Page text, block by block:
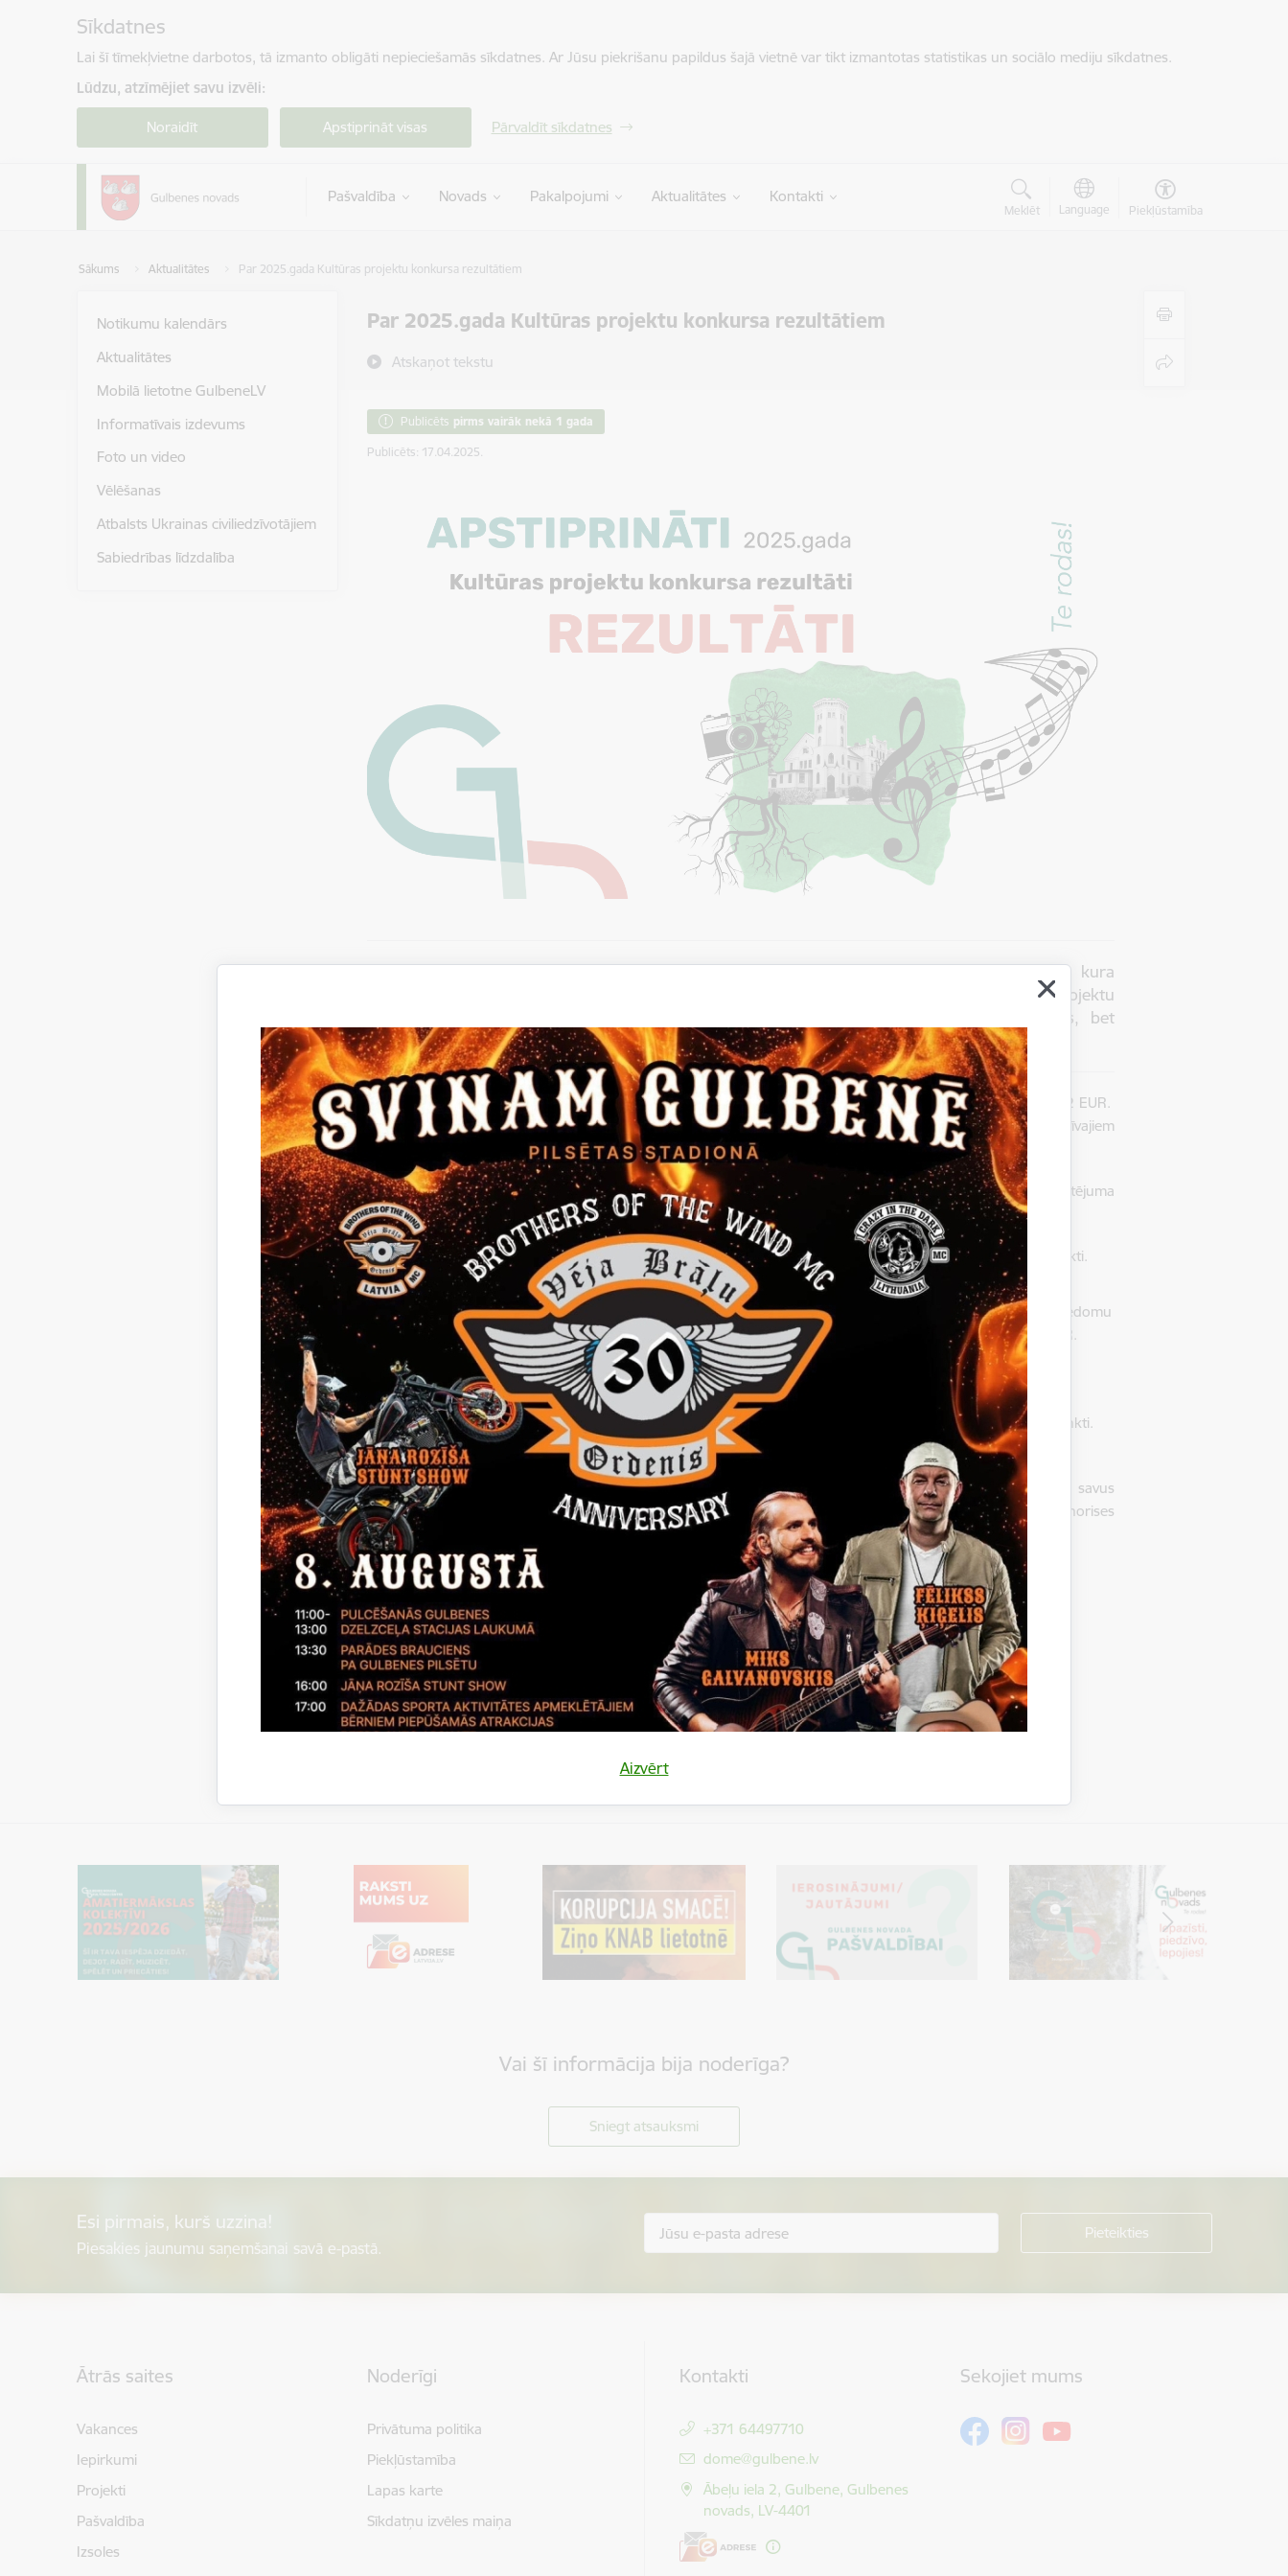
Sīkdatnes
Lai šī tīmekļvietne darbotos, tā izmanto obligāti nepieciešamās sīkdatnes. Ar Jūsu piekrišanu papildus šajā vietnē var tikt izmantotas statistikas un sociālo mediju sīkdatnes.
Lūdzu, atzīmējiet savu izvēli:
Noraidīt Apstiprināt visas Pārvaldīt sīkdatnes
Pašvaldība Novads Pakalpojumi Aktualitātes Kontakti
Meklēt Language Piekļūstamība
Sākums Aktualitātes Par 2025.gada Kultūras projektu konkursa rezultātiem
Par 2025.gada Kultūras projektu konkursa rezultātiem
Atskaņot tekstu
Aizvērt
Notikumu kalendārs
Aktualitātes
Mobilā lietotne GulbeneLV
Informatīvais izdevums
Foto un video
Vēlēšanas
Atbalsts Ukrainas civiliedzīvotājiem
Sabiedrības līdzdalība
Publicēts pirms vairāk nekā 1 gada
Publicēts: 17.04.2025.
Ir noslēdzies Gulbenes novada pašvaldības 2025. gada Kultūras projektu konkurss , kura
prioritāte šogad bija kultūras pasākumi ar unikālu ideju, formu vai saturu. Kultūras projektu
pieteikumi varēja pretendēt uz atbalstu 80 % apmērā no projekta budžeta tāmes, bet
nepārsniedzot 2000.00 Eiro. Kopējais konkursa budžets 2025. gadā ir 8000.00 EUR.
Kultūras komisijai vērtēšanai tika iesniegti 7 kultūras projektu pieteikumi ar atbalsta pieprasījumu 13 455.72 EUR.
Visi no iesniegtajiem kultūras projektu pieteikumiem atbilda konkursa nolikumā definētajiem administratīvajiem
kritērijiem, visi projekti tika izvērtēti atbilstoši konkursa nolikumā noteiktajai vērtēšanas kārtībai.
Izvērtējot saņemtos pieteikumus, Kultūras komisija nolēma atbalstīt 4 kultūras projektu pieteikumus vērtējuma
kopsavilkumā iegūto punktu secībā :
Biedrības “Radošā apvienība “Piektā Māja” projekts “Foto izstāde “Lēnais laiks”, vidējais vērtējums 44 punkti.
Piešķirtais finansējums 2000.00 EUR.
Biedrības “Klasiskās mūzikas ģilde “Euterpe” projekts “Britu un franču vokālās kamermūzikas koncerts “Iedomu
realitātes. Stāsti balsij un klavierēm”, vidējais vērtējums 41,5 punkti. Piešķirtais finansējums 2000.00 EUR.
Biedrības “Pērļu zvejnieki” projekts “Ar saknēm Druvienā!”, vidējais vērtējums 36,67 punkti. Piešķirtais
finansējums 1755.45 EUR.
Biedrības “Lizuma Tautskola” projekts “Lizuma muižas stāsti lākturu gaismā”, vidējais vērtējums 36,33 punkti.
Piešķirtais finansējums 2000.00 Eiro.
Atbalstītajos projektu pieteikumos ir plānotas daudzveidīgas aktivitātes dažādās kultūras jomās. Ceram, ka savus
cienītājus atradīs vietējās kultūrvides un kultūrvēstures pētniecības, teātra, mākslas, mūzikas un dzejas norises
Gulbenē, Stāmerienā, Druvienā un Lizumā.
Lai izdodas iecerētie projekti ! Gaidīsim un piedalīsimies !
Autors: Sandra Dikmane, Gulbenes novada pašvaldības Kultūras komisijas priekšsēdētāja
Saistītas tēmas
Aktualitātes: Kultūra Kultūras projektu konkurss Sabiedrība
Vai šī informācija bija noderīga?
Sniegt atsauksmi
Esi pirmais, kurš uzzina!
Piesakies jaunumu saņemšanai savā e-pastā.
Ātrās saites
Vakances
Iepirkumi
Projekti
Pašvaldība
Izsoles
Noderīgi
Privātuma politika
Piekļūstamība
Lapas karte
Sīkdatņu izvēles maiņa
Kontakti
+371 64497710
E-pasts:
dome@gulbene.lv
Ābeļu iela 2, Gulbene, Gulbenes
novads, LV-4401
Sekojiet mums